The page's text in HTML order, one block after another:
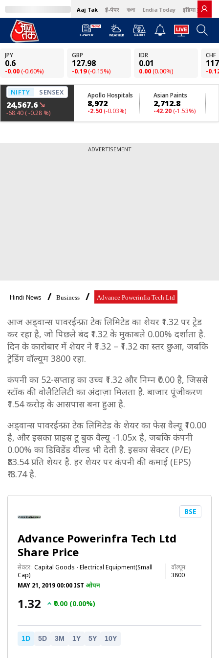
Aaj Tak ई-पेपर বাংলা India Today इंडिया टुडे हिंदी
ADVERTISEMENT
Hindi News Business Advance Powerinfra Tech Ltd
आज अड्वान्स पावरईन्फ्रा टेक लिमिटेड का शेयर ₹1.32 पर ट्रेड
कर रहा है, जो पिछले बंद ₹1.32 के मुकाबले 0.00% दर्शाता है.
दिन के कारोबार में शेयर ने ₹1.32 – ₹1.32 का स्तर छुआ, जबकि
ट्रेडिंग वॉल्यूम 3800 रहा.
कंपनी का 52-सप्ताह का उच्च ₹1.32 और निम्न ₹0.00 है, जिससे
स्टॉक की वोलैटिलिटी का अंदाज़ा मिलता है. बाजार पूंजीकरण
₹1.54 करोड़ के आसपास बना हुआ है.
अड्वान्स पावरईन्फ्रा टेक लिमिटेड के शेयर का फेस वैल्यू ₹10.00
है, और इसका प्राइस टू बुक वैल्यू -1.05x है, जबकि कंपनी
0.00% का डिविडेंड यील्ड भी देती है. इसका सेक्टर (P/E)
₹83.54 प्रति शेयर है. हर शेयर पर कंपनी की कमाई (EPS)
₹-8.74 है.
Advance Powerinfra Tech Ltd
Share Price
सेक्टर: Capital Goods - Electrical Equipment(Small
Cap)
वॉल्यूम:
3800
MAY 21, 2019 00:00 IST ओपन
BSE
₹1.32 ₹0.00 (0.00%)
1D 5D 3M 1Y 5Y 10Y